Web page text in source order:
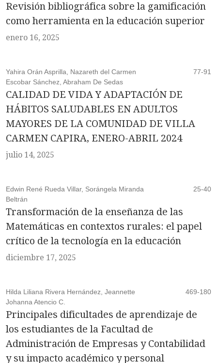
Revisión bibliográfica sobre la gamificación
como herramienta en la educación superior
enero 16, 2025
Yahira Orán Asprilla, Nazareth del Carmen
Escobar Sánchez, Abraham De Sedas
77-91
CALIDAD DE VIDA Y ADAPTACIÓN DE
HÁBITOS SALUDABLES EN ADULTOS
MAYORES DE LA COMUNIDAD DE VILLA
CARMEN CAPIRA, ENERO-ABRIL 2024
julio 14, 2025
Edwin René Rueda Villar, Sorángela Miranda
Beltrán
25-40
Transformación de la enseñanza de las
Matemáticas en contextos rurales: el papel
crítico de la tecnología en la educación
diciembre 17, 2025
Hilda Liliana Rivera Hernández, Jeannette
Johanna Atencio C.
469-180
Principales dificultades de aprendizaje de
los estudiantes de la Facultad de
Administración de Empresas y Contabilidad
y su impacto académico y personal